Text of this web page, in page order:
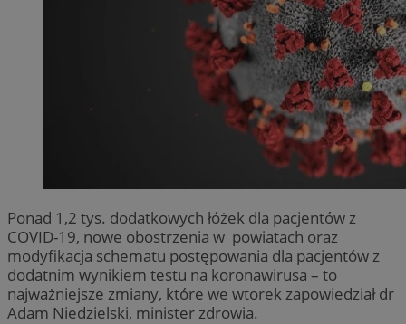
Ponad 1,2 tys. dodatkowych łóżek dla pacjentów z
COVID-19, nowe obostrzenia w powiatach oraz
modyfikacja schematu postępowania dla pacjentów z
dodatnim wynikiem testu na koronawirusa – to
najważniejsze zmiany, które we wtorek zapowiedział dr
Adam Niedzielski, minister zdrowia.